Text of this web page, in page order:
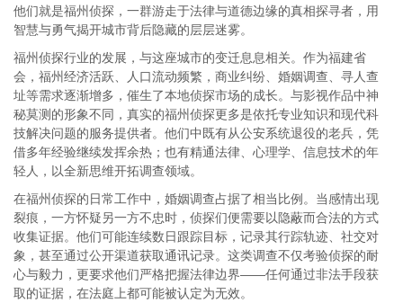
他们就是福州侦探，一群游走于法律与道德边缘的真相探寻者，用
智慧与勇气揭开城市背后隐藏的层层迷雾。
福州侦探行业的发展，与这座城市的变迁息息相关。作为福建省
会，福州经济活跃、人口流动频繁，商业纠纷、婚姻调查、寻人查
址等需求逐渐增多，催生了本地侦探市场的成长。与影视作品中神
秘莫测的形象不同，真实的福州侦探更多是依托专业知识和现代科
技解决问题的服务提供者。他们中既有从公安系统退役的老兵，凭
借多年经验继续发挥余热；也有精通法律、心理学、信息技术的年
轻人，以全新思维开拓调查领域。
在福州侦探的日常工作中，婚姻调查占据了相当比例。当感情出现
裂痕，一方怀疑另一方不忠时，侦探们便需要以隐蔽而合法的方式
收集证据。他们可能连续数日跟踪目标，记录其行踪轨迹、社交对
象，甚至通过公开渠道获取通讯记录。这类调查不仅考验侦探的耐
心与毅力，更要求他们严格把握法律边界——任何通过非法手段获
取的证据，在法庭上都可能被认定为无效。